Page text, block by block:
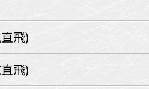
馬達加斯加
模里西斯
肯亞
利比亞
摩洛哥
埃及
突尼西亞
飛)
飛)